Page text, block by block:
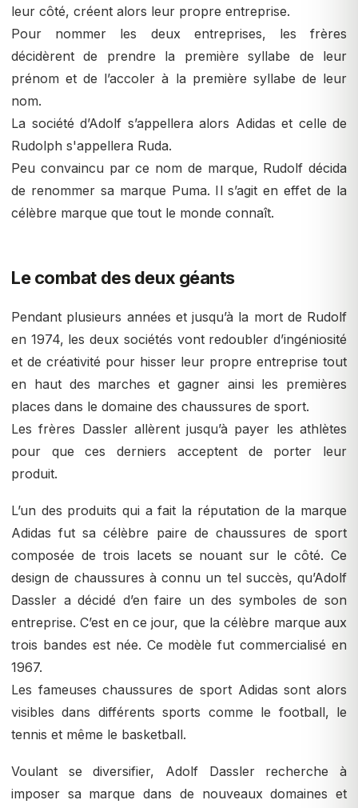
leur côté, créent alors leur propre entreprise.
Pour nommer les deux entreprises, les frères
décidèrent de prendre la première syllabe de leur
prénom et de l’accoler à la première syllabe de leur
nom.
La société d’Adolf s’appellera alors Adidas et celle de
Rudolph s'appellera Ruda.
Peu convaincu par ce nom de marque, Rudolf décida
de renommer sa marque Puma. Il s’agit en effet de la
célèbre marque que tout le monde connaît.
Le combat des deux géants
Pendant plusieurs années et jusqu’à la mort de Rudolf
en 1974, les deux sociétés vont redoubler d’ingéniosité
et de créativité pour hisser leur propre entreprise tout
en haut des marches et gagner ainsi les premières
places dans le domaine des chaussures de sport.
Les frères Dassler allèrent jusqu’à payer les athlètes
pour que ces derniers acceptent de porter leur
produit.
L’un des produits qui a fait la réputation de la marque
Adidas fut sa célèbre paire de chaussures de sport
composée de trois lacets se nouant sur le côté. Ce
design de chaussures à connu un tel succès, qu’Adolf
Dassler a décidé d’en faire un des symboles de son
entreprise. C’est en ce jour, que la célèbre marque aux
trois bandes est née. Ce modèle fut commercialisé en
1967.
Les fameuses chaussures de sport Adidas sont alors
visibles dans différents sports comme le football, le
tennis et même le basketball.
Voulant se diversifier, Adolf Dassler recherche à
imposer sa marque dans de nouveaux domaines et